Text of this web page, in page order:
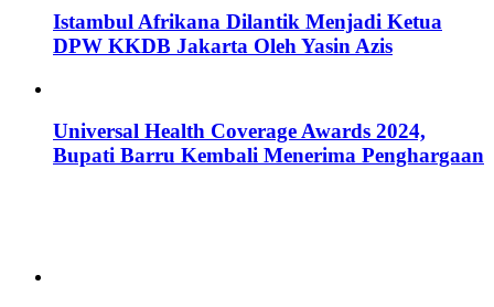
Istambul Afrikana Dilantik Menjadi Ketua
DPW KKDB Jakarta Oleh Yasin Azis
Universal Health Coverage Awards 2024,
Bupati Barru Kembali Menerima Penghargaan